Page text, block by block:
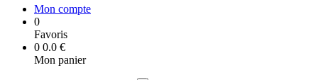
Mon compte
0
Favoris
0 0.0 €
Mon panier